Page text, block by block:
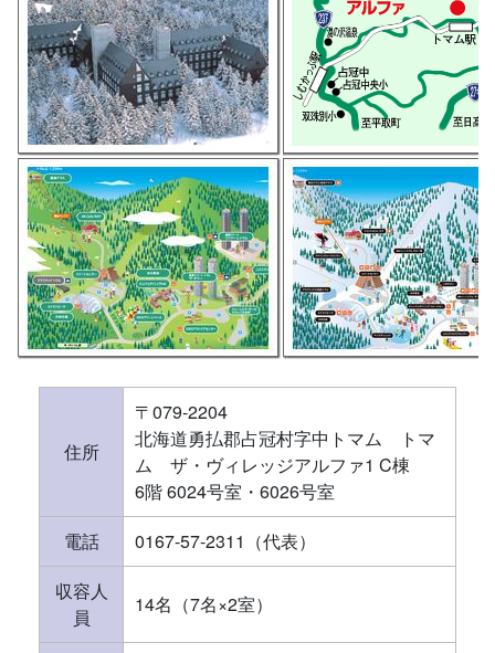
住所
〒079-2204
北海道勇払郡占冠村字中トマム トマ
ム ザ・ヴィレッジアルファ1 C棟
6階 6024号室・6026号室
電話
0167-57-2311（代表）
収容人
員
14名（7名×2室）